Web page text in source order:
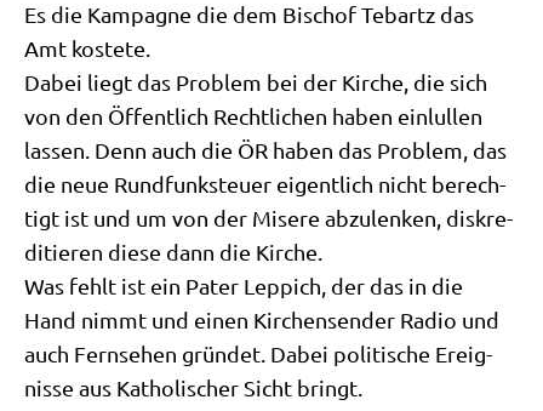
Es die Kam­pa­gne die dem Bischof Tebartz das
Amt kostete.
Dabei liegt das Pro­blem bei der Kir­che, die sich
von den Öffent­lich Recht­li­chen haben ein­lul­len
las­sen. Denn auch die ÖR haben das Pro­blem, das
die neue Rund­funk­steu­er eigent­lich nicht berech­
tigt ist und um von der Mise­re abzu­len­ken, dis­kre­
di­tie­ren die­se dann die Kirche.
Was fehlt ist ein Pater Leppich, der das in die
Hand nimmt und einen Kir­chen­sen­der Radio und
auch Fern­se­hen grün­det. Dabei poli­ti­sche Ereig­
nis­se aus Katho­li­scher Sicht bringt.